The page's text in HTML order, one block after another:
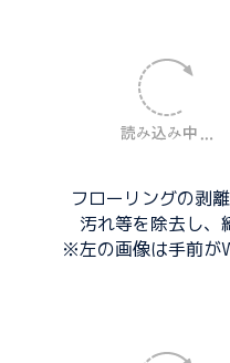
フローリングの剥
汚れ等を除去し、
※左の画像は手前が